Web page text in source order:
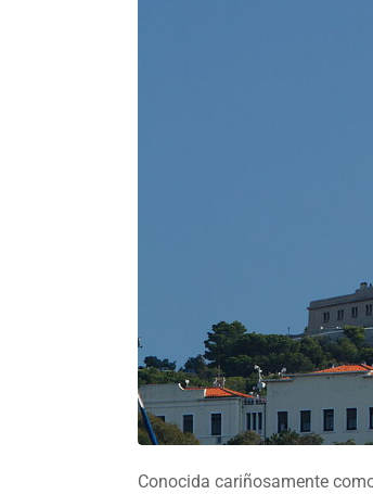
Conocida cariñosamente